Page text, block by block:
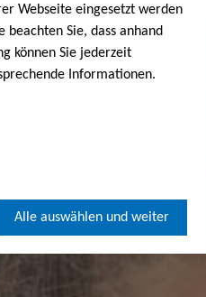
Webseite eingesetzt werden
beachten Sie, dass anhand
können Sie jederzeit
Informationen.
Alle auswählen und weiter